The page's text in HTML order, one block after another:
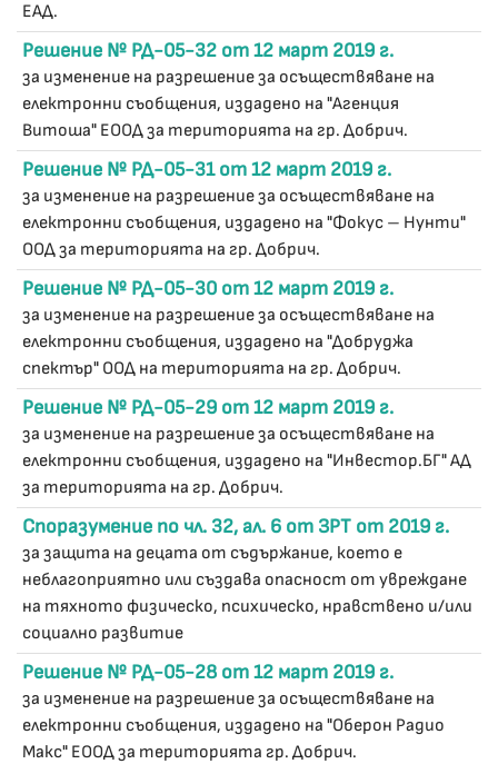
ЕАД.
Решение № РД-05-32 от 12 март 2019 г.
за изменение на разрешение за осъществяване на
електронни съобщения, издадено на "Агенция
Витоша" ЕООД за територията на гр. Добрич.
Решение № РД-05-31 от 12 март 2019 г.
за изменение на разрешение за осъществяване на
електронни съобщения, издадено на "Фокус – Нунти"
ООД за територията на гр. Добрич.
Решение № РД-05-30 от 12 март 2019 г.
за изменение на разрешение за осъществяване на
електронни съобщения, издадено на "Добруджа
спектър" ООД на територията на гр. Добрич.
Решение № РД-05-29 от 12 март 2019 г.
за изменение на разрешение за осъществяване на
електронни съобщения, издадено на "Инвестор.БГ" АД
за територията на гр. Добрич.
Споразумение по чл. 32, ал. 6 от ЗРТ от 2019 г.
за защита на децата от съдържание, което е
неблагоприятно или създава опасност от увреждане
на тяхното физическо, психическо, нравствено и/или
социално развитие
Решение № РД-05-28 от 12 март 2019 г.
за изменение на разрешение за осъществяване на
електронни съобщения, издадено на "Оберон Радио
Макс" ЕООД за територията гр. Добрич.